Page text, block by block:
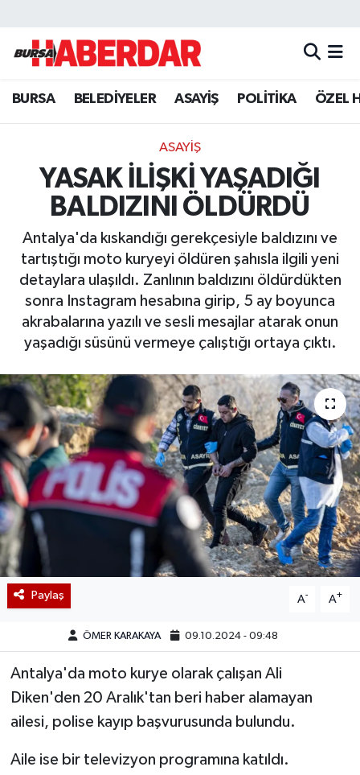
BURSA BELEDİYELER ASAYİŞ POLİTİKA ÖZEL
ASAYİŞ
YASAK İLİŞKİ YAŞADIĞI
BALDIZINI ÖLDÜRDÜ
Antalya'da kıskandığı gerekçesiyle baldızını ve
tartıştığı moto kuryeyi öldüren şahısla ilgili yeni
detaylara ulaşıldı. Zanlının baldızını öldürdükten
sonra Instagram hesabına girip, 5 ay boyunca
akrabalarına yazılı ve sesli mesajlar atarak onun
yaşadığı süsünü vermeye çalıştığı ortaya çıktı.
Paylaş A- A+
ÖMER KARAKAYA 09.10.2024 - 09:48
Antalya'da moto kurye olarak çalışan Ali
Diken'den 20 Aralık'tan beri haber alamayan
ailesi, polise kayıp başvurusunda bulundu.
Aile ise bir televizyon programına katıldı.
Hava Durumu
Trafik Durumu
Süper Lig Puan Durumu ve Fikstür
Tüm Manşetler
Haber Arşivi